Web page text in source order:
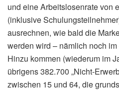
und eine Arbeitslosenrate von
(inklusive
ausrechnen, wie bald die
werden wird – nämlich noch
Hinzu kommen (wiederum im
übrigens 382.700 „Nicht-
zwischen 15 und 64, die